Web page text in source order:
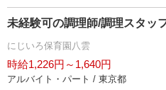
未経験可の調理師/調理スタッ
にじいろ保育園八雲
時給1,226円～1,640円
アルバイト・パート / 東京都